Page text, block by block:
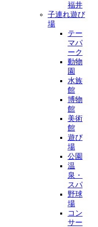
福井
子連れ遊び
場
テー
マパ
ーク
動物
園
水族
館
博物
館
美術
館
遊び
場
公園
温
泉・
スパ
野球
場
コン
サー